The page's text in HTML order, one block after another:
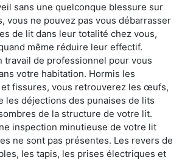
sans une quelconque blessure sur
vous ne pouvez pas vous débarrasser
de lit dans leur totalité chez vous,
même réduire leur effectif.
travail de professionnel pour vous
votre habitation. Hormis les
fissures, vous retrouverez les œufs,
les déjections des punaises de lits
de la structure de votre lit.
inspection minutieuse de votre lit
ne sont pas présentes. Les revers de
les tapis, les prises électriques et